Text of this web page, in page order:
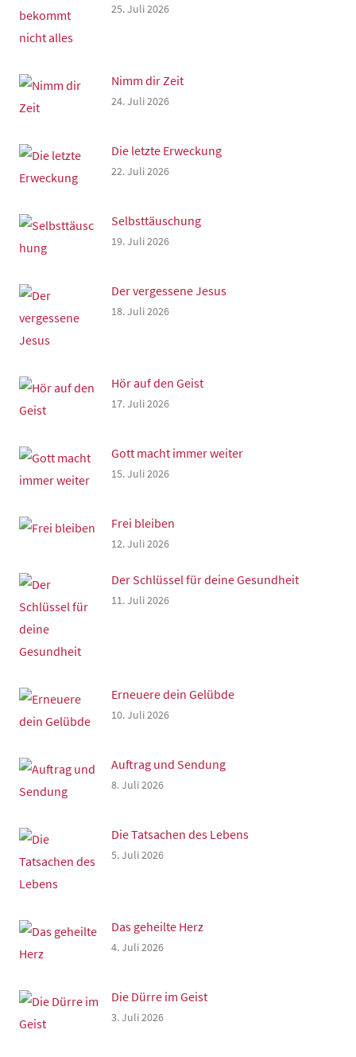
25. Juli 2026
Nimm dir Zeit
24. Juli 2026
Die letzte Erweckung
22. Juli 2026
Selbsttäuschung
19. Juli 2026
Der vergessene Jesus
18. Juli 2026
Hör auf den Geist
17. Juli 2026
Gott macht immer weiter
15. Juli 2026
Frei bleiben
12. Juli 2026
Der Schlüssel für deine Gesundheit
11. Juli 2026
Erneuere dein Gelübde
10. Juli 2026
Auftrag und Sendung
8. Juli 2026
Die Tatsachen des Lebens
5. Juli 2026
Das geheilte Herz
4. Juli 2026
Die Dürre im Geist
3. Juli 2026